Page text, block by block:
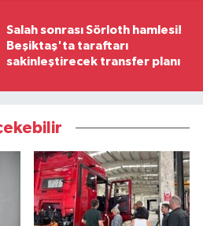
Salah sonrası Sörloth hamlesi!
Beşiktaş'ta taraftarı
sakinleştirecek transfer planı